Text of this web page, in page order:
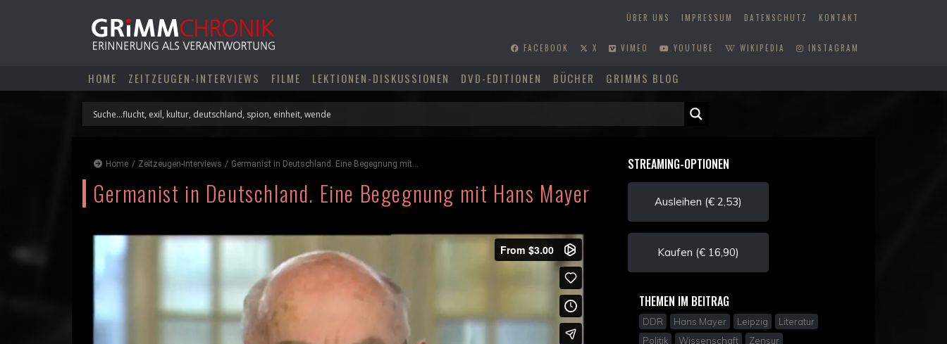
ÜBER UNS IMPRESSUM DATENSCHUTZ KONTAKT
FACEBOOK X VIMEO YOUTUBE WIKIPEDIA INSTAGRAM
HOME ZEITZEUGEN-INTERVIEWS FILME LEKTIONEN-DISKUSSIONEN DVD-EDITIONEN BÜCHER GRIMMS BLOG
Home / Zeitzeugen-Interviews / Germanist in Deutschland. Eine Begegnung mit...
Germanist in Deutschland. Eine Begegnung mit Hans Mayer
STREAMING-OPTIONEN
Ausleihen (€ 2,53)
Kaufen (€ 16,90)
THEMEN IM BEITRAG
DDR Hans Mayer Leipzig
Literatur
Politik
Wissenschaft Zensur